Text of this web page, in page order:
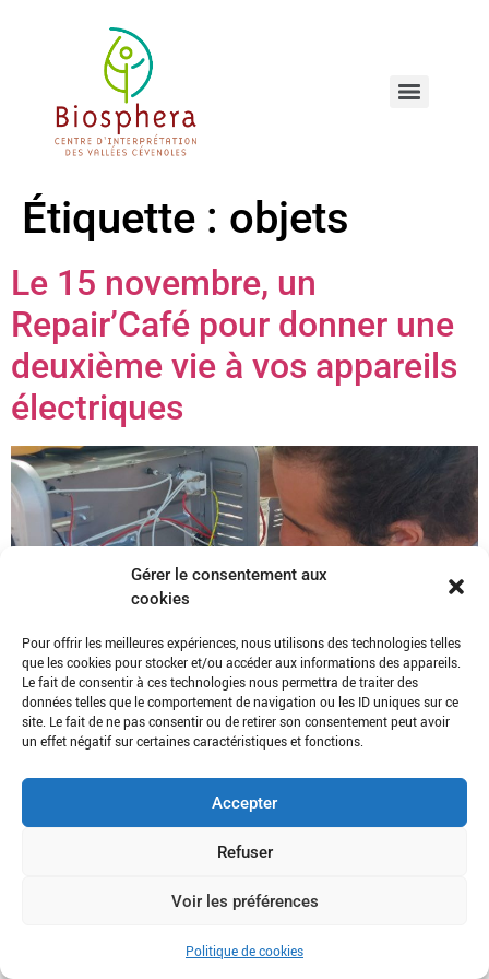
Gérer le consentement aux
cookies
Pour offrir les meilleures expériences, nous utilisons des technologies telles
que les cookies pour stocker et/ou accéder aux informations des appareils.
Le fait de consentir à ces technologies nous permettra de traiter des
données telles que le comportement de navigation ou les ID uniques sur ce
site. Le fait de ne pas consentir ou de retirer son consentement peut avoir
un effet négatif sur certaines caractéristiques et fonctions.
Accepter
Refuser
Voir les préférences
Politique de cookies
Étiquette : objets
Le 15 novembre, un
Repair’Café pour donner une
deuxième vie à vos appareils
électriques
Biosphera vous invite pour une journée dédiée à la
fabrication, à la réparation, aux outils low-tech [basse
technologie]. Comment faire pour réparer plutôt que jeter ?